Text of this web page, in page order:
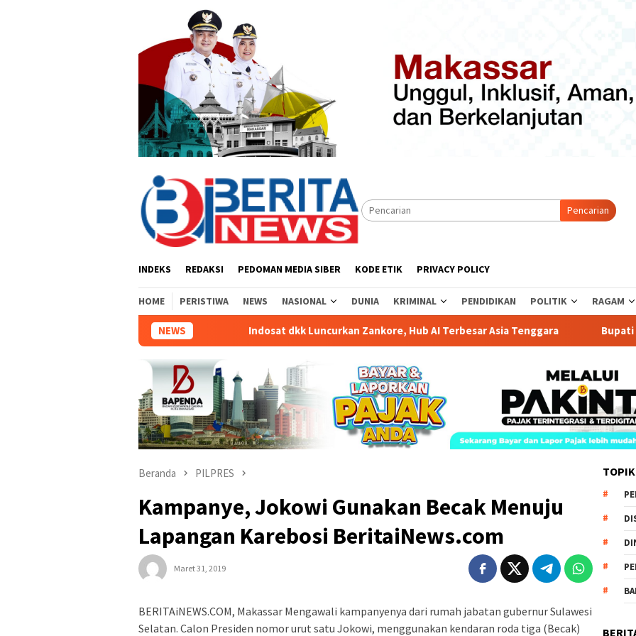
Pencarian
INDEKS REDAKSI PEDOMAN MEDIA SIBER KODE ETIK PRIVACY POLICY
HOME PERISTIWA NEWS NASIONAL DUNIA KRIMINAL PENDIDIKAN POLITIK RAGAM
NEWS Indosat dkk Luncurkan Zankore, Hub AI Terbesar Asia Tenggara Bupati Luwu
Beranda PILPRES
Kampanye, Jokowi Gunakan Becak Menuju
Lapangan Karebosi BeritaiNews.com
Maret 31, 2019
BERITAiNEWS.COM, Makassar Mengawali kampanyenya dari rumah jabatan gubernur Sulawesi
Selatan. Calon Presiden nomor urut satu Jokowi, menggunakan kendaran roda tiga (Becak)